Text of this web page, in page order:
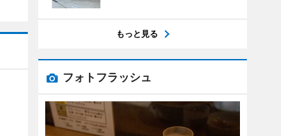
もっと見る
フォトフラッシュ